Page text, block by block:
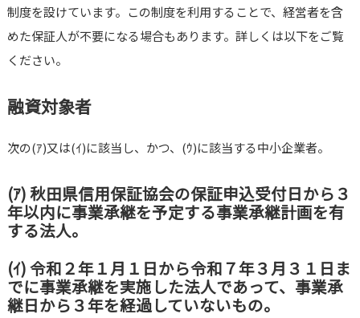
制度を設けています。この制度を利用することで、経営者を含
めた保証人が不要になる場合もあります。詳しくは以下をご覧
ください。
融資対象者
次の(ｱ)又は(ｲ)に該当し、かつ、(ｳ)に該当する中小企業者。
(ｱ) 秋田県信用保証協会の保証申込受付日から３
年以内に事業承継を予定する事業承継計画を有
する法人。
(ｲ) 令和２年１月１日から令和７年３月３１日ま
でに事業承継を実施した法人であって、事業承
継日から３年を経過していないもの。